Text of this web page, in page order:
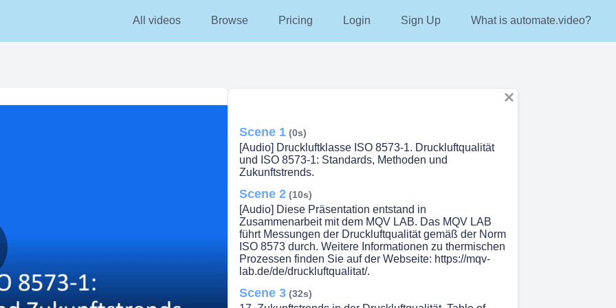
All videos Browse Pricing Login Sign Up What is automate.video?
Scene 1 (0s)
[Audio] Druckluftklasse ISO 8573-1. Druckluftqualität
und ISO 8573-1: Standards, Methoden und
Zukunftstrends.
Scene 2 (10s)
[Audio] Diese Präsentation entstand in
Zusammenarbeit mit dem MQV LAB. Das MQV LAB
führt Messungen der Druckluftqualität gemäß der Norm
ISO 8573 durch. Weitere Informationen zu thermischen
Prozessen finden Sie auf der Webseite: https://mqv-
lab.de/de/druckluftqualitat/.
Scene 3 (32s)